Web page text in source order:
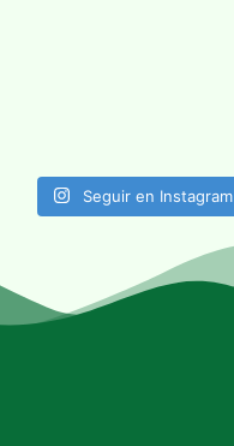
Seguir en Instagram